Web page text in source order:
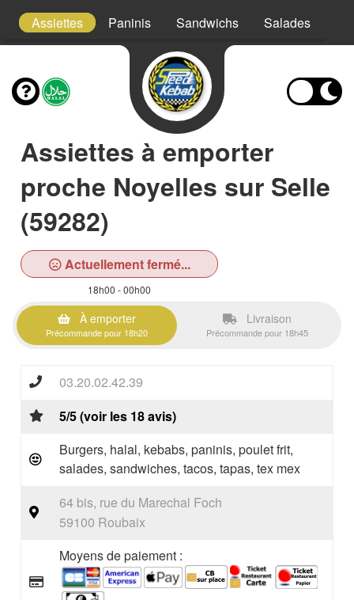
Assiettes Paninis Sandwichs Salades
Assiettes à emporter
proche Noyelles sur Selle
(59282)
Actuellement fermé...
18h00 - 00h00
À emporter
Précommande pour 18h20
Livraison
Précommande pour 18h45
03.20.02.42.39
5/5 (voir les 18 avis)
Burgers, halal, kebabs, paninis, poulet frit,
salades, sandwiches, tacos, tapas, tex mex
64 bis, rue du Marechal Foch
59100 Roubaix
Moyens de paiement :